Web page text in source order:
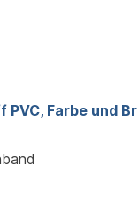
Farbe und